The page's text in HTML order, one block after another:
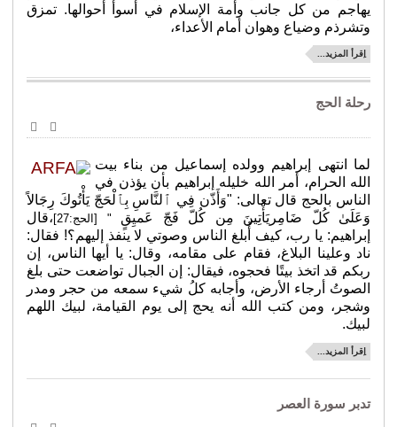
الهولندية
يهاجم من كل جانب وأمة الإسلام في أسوأ أحوالها. تمزق
وتشرذم وضياع وهوان أمام الأعداء،
اِقرأ المزيد...
رحلة الحج
طباعة
البريد
لما انتهى إبراهيم وولده إسماعيل من بناء بيت
الله الحرام، أمر الله خليله إبراهيم بأن يؤذن في
الناس بالحج قال تعالى: "وَأَذّن فِي ٱلنَّاسِ بِٱلْحَجّ يَأْتُوكَ رِجَالاً
وَعَلَىٰ كُلّ ضَامِريَأْتِينَ مِن كُلّ فَجّ عَميِقٍ " [الحج:27]
،قال
إبراهيم: يا رب، كيف أُبلغ الناس وصوتي لا ينفذ إليهم؟! فقال:
ناد وعلينا البلاغ، فقام على مقامه، وقال: يا أيها الناس، إن
ربكم قد اتخذ بيتًا فحجوه، فيقال: إن الجبال تواضعت حتى بلغ
الصوتُ أرجاء الأرض، وأجابه كلُ شيء سمعه من حجر ومدر
وشجر، ومن كتب الله أنه يحج إلى يوم القيامة، لبيك اللهم
لبيك.
اِقرأ المزيد...
تدبر سورة العصر